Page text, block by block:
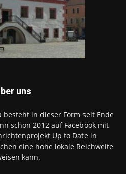
uns
in dieser Form seit Ende
schon 2012 auf Facebook mit
Up to Date in
eine hohe lokale Reichweite
kann.